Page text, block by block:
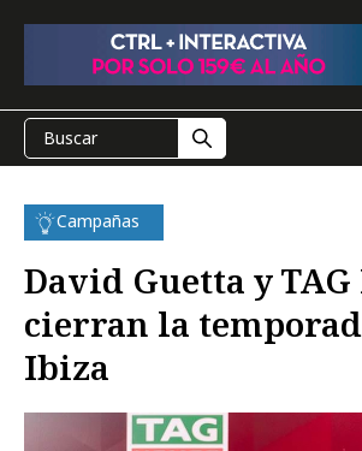
Campañas
David Guetta y
cierran la
Ibiza